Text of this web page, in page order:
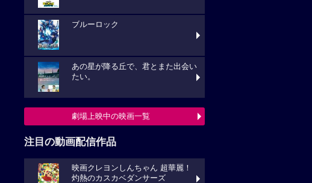
ブルーロック
あの星が降る丘で、君とまた出会い
たい。
劇場上映中の映画一覧
注目の動画配信作品
映画クレヨンしんちゃん 超華麗！
灼熱のカスカベダンサーズ